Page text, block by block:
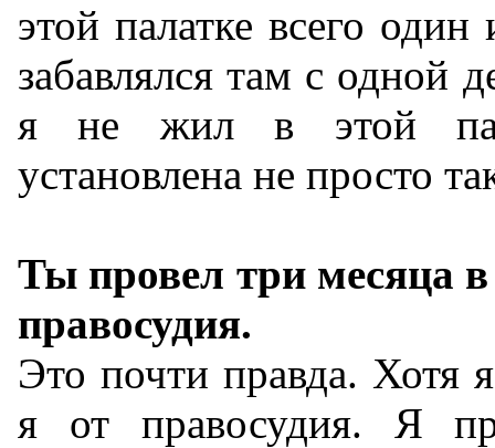
этой палатке всего
забавлялся там с одной
я не жил в этой
установлена не просто
Ты провел три месяца
правосудия.
Это почти правда. Хотя
я от правосудия. Я